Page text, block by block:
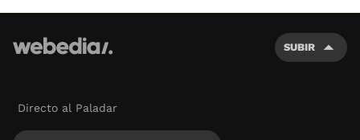
SUBIR
Directo al Paladar